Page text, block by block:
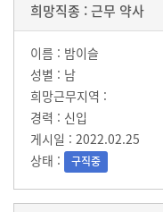
근무 약사
밤이슬
남
신입
2022.02.25
구직중